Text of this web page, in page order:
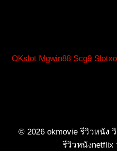
OKslot Mgwin88 Scg9 Slotxo
© 2026 okmovie รีวิวหนัง
รีวิวหนังnetflix